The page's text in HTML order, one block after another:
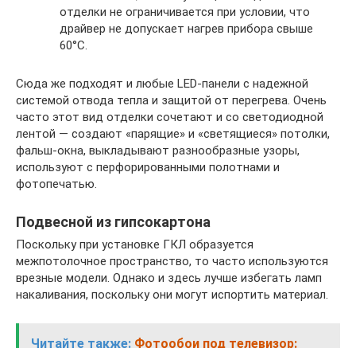
отделки не ограничивается при условии, что
драйвер не допускает нагрев прибора свыше
60°С.
Сюда же подходят и любые LED-панели с надежной
системой отвода тепла и защитой от перегрева. Очень
часто этот вид отделки сочетают и со светодиодной
лентой — создают «парящие» и «светящиеся» потолки,
фальш-окна, выкладывают разнообразные узоры,
используют с перфорированными полотнами и
фотопечатью.
Подвесной из гипсокартона
Поскольку при установке ГКЛ образуется
межпотолочное пространство, то часто используются
врезные модели. Однако и здесь лучше избегать ламп
накаливания, поскольку они могут испортить материал.
Читайте также: Фотообои под телевизор: